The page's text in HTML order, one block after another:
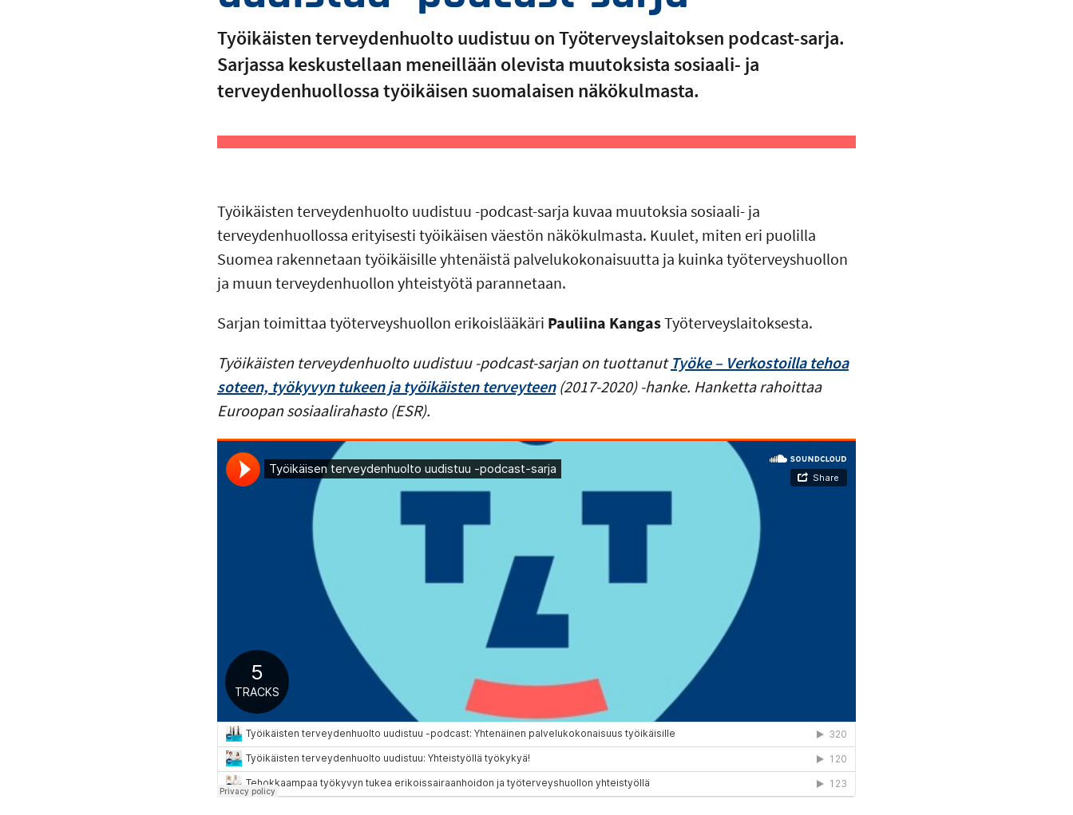
Työikäisten terveydenhuolto uudistuu on Työterveyslaitoksen podcast-sarja.
Sarjassa keskustellaan meneillään olevista muutoksista sosiaali- ja
terveydenhuollossa työikäisen suomalaisen näkökulmasta.
Työikäisten terveydenhuolto uudistuu -podcast-sarja kuvaa muutoksia sosiaali- ja
terveydenhuollossa erityisesti työikäisen väestön näkökulmasta. Kuulet, miten eri puolilla
Suomea rakennetaan työikäisille yhtenäistä palvelukokonaisuutta ja kuinka työterveyshuollon
ja muun terveydenhuollon yhteistyötä parannetaan.
Sarjan toimittaa työterveyshuollon erikoislääkäri Pauliina KangasTyöterveyslaitoksesta.
Työikäisten terveydenhuolto uudistuu -podcast-sarjan on tuottanut Työke – Verkostoilla tehoa
soteen, työkyvyn tukeen ja työikäisten terveyteen(2017-2020) -hanke. Hanketta rahoittaa
Euroopan sosiaalirahasto (ESR).